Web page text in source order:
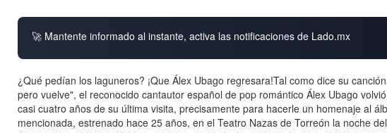
🚀 Mantente informado al instante, activa las notificaciones de Lado.mx
¿Qué pedían los laguneros? ¡Que Álex Ubago regresara!Tal como dice su
pero vuelve", el reconocido cantautor español de pop romántico Álex Ubago
casi cuatro años de su última visita, precisamente para hacerle un homenaje al
mencionada, estrenado hace 25 años, en el Teatro Nazas de Torreón la noche